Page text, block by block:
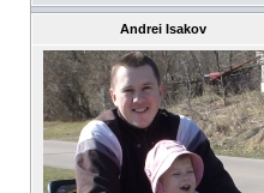
Andrei Isakov